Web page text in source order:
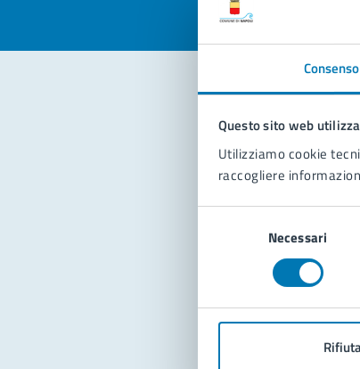
Consenso
Questo sito web
Utilizziamo cookie
raccogliere
Necessari